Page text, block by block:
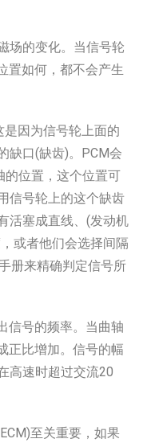
场的变化。当信号轮
置如何，都不会产生
是因为信号轮上面的
缺口(缺齿)。PCM会
的位置，这个位置可
信号轮上的这个缺齿
活塞成直线、(发动机
或者他们会选择间隔
册来精确判定信号所
信号的频率。当曲轴
正比增加。信号的幅
高速时超过交流20
至关重要，如果